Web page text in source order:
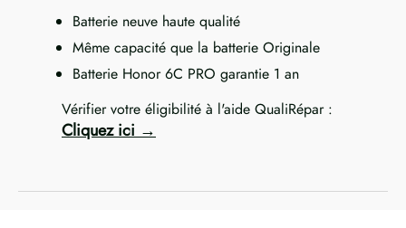
Batterie neuve haute qualité
Même capacité que la batterie Originale
Batterie Honor 6C PRO garantie 1 an
Vérifier votre éligibilité à l'aide QualiRépar :
Cliquez ici